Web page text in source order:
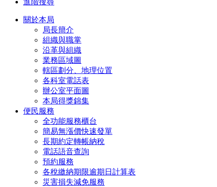
關於本局
局長簡介
組織與職掌
沿革與組織
業務區域圖
轄區劃分、地理位置
各科室電話表
辦公室平面圖
本局得獎錦集
便民服務
全功能服務櫃台
簡易無漲價快速發單
長期約定轉帳納稅
電話語音查詢
預約服務
各稅繳納期限逾期日計算表
災害損失減免服務